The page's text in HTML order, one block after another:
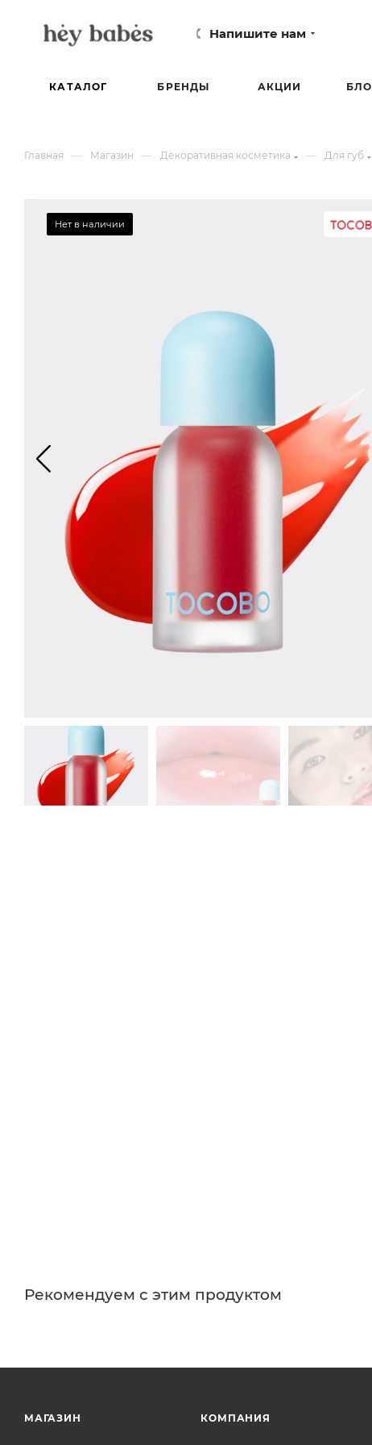
Напишите нам
КАТАЛОГ БРЕНДЫ АКЦИИ
Главная — Магазин — Декоративная косметика — Для губ
Нет в наличии
Рекомендуем с этим продуктом
МАГАЗИН КОМПАНИЯ